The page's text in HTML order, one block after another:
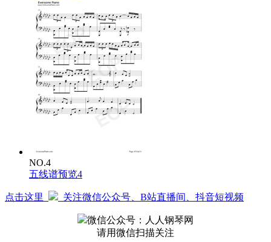
形成了不能愈合的伤疤
可能是熟悉的地方没有风景
所以你要去很远的地方找自己
星星不会离开月亮
我也不会离开你
NO.4
五线谱预览4
点击这里 关注微信公众号、B站直播间、抖音短视频
微信公众号：人人钢琴网
请用微信扫描关注